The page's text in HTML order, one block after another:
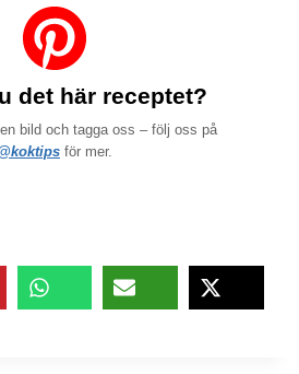
det här receptet?
bild och tagga oss – följ oss på
för mer.